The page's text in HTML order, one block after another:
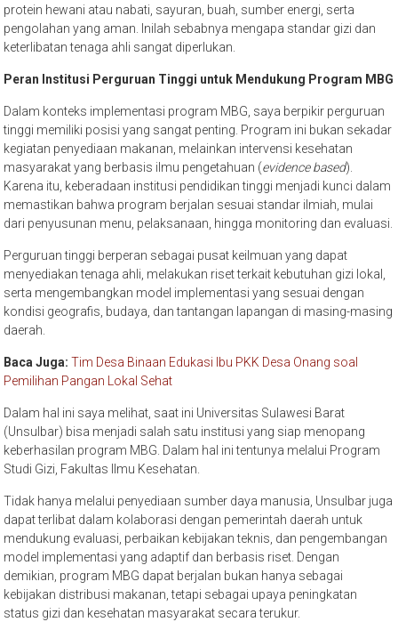
protein hewani atau nabati, sayuran, buah, sumber energi, serta
pengolahan yang aman. Inilah sebabnya mengapa standar gizi dan
keterlibatan tenaga ahli sangat diperlukan.
Peran Institusi Perguruan Tinggi untuk Mendukung Program MBG
Dalam konteks implementasi program MBG, saya berpikir perguruan
tinggi memiliki posisi yang sangat penting. Program ini bukan sekadar
kegiatan penyediaan makanan, melainkan intervensi kesehatan
masyarakat yang berbasis ilmu pengetahuan (evidence based).
Karena itu, keberadaan institusi pendidikan tinggi menjadi kunci dalam
memastikan bahwa program berjalan sesuai standar ilmiah, mulai
dari penyusunan menu, pelaksanaan, hingga monitoring dan evaluasi.
Perguruan tinggi berperan sebagai pusat keilmuan yang dapat
menyediakan tenaga ahli, melakukan riset terkait kebutuhan gizi lokal,
serta mengembangkan model implementasi yang sesuai dengan
kondisi geografis, budaya, dan tantangan lapangan di masing-masing
daerah.
Baca Juga:Tim Desa Binaan Edukasi Ibu PKK Desa Onang soal
Pemilihan Pangan Lokal Sehat
Dalam hal ini saya melihat, saat ini Universitas Sulawesi Barat
(Unsulbar) bisa menjadi salah satu institusi yang siap menopang
keberhasilan program MBG. Dalam hal ini tentunya melalui Program
Studi Gizi, Fakultas Ilmu Kesehatan.
Tidak hanya melalui penyediaan sumber daya manusia, Unsulbar juga
dapat terlibat dalam kolaborasi dengan pemerintah daerah untuk
mendukung evaluasi, perbaikan kebijakan teknis, dan pengembangan
model implementasi yang adaptif dan berbasis riset. Dengan
demikian, program MBG dapat berjalan bukan hanya sebagai
kebijakan distribusi makanan, tetapi sebagai upaya peningkatan
status gizi dan kesehatan masyarakat secara terukur.